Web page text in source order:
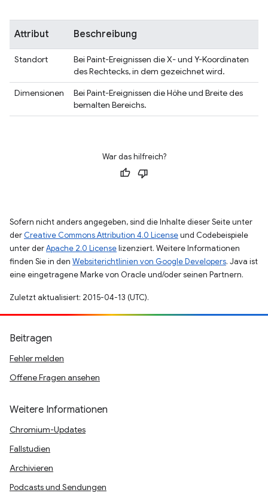
Attribut Beschreibung
Standort
Bei Paint-Ereignissen die X- und Y-Koordinaten
des Rechtecks, in dem gezeichnet wird.
Dimensionen
Bei Paint-Ereignissen die Höhe und Breite des
bemalten Bereichs.
War das hilfreich?
Sofern nicht anders angegeben, sind die Inhalte dieser Seite unter
der Creative Commons Attribution 4.0 Licenseund Codebeispiele
unter derApache 2.0 Licenselizenziert. Weitere Informationen
finden Sie in den Websiterichtlinien von Google Developers. Java ist
eine eingetragene Marke von Oracle und/oder seinen Partnern.
Zuletzt aktualisiert: 2015-04-13 (UTC).
Beitragen
Fehler melden
Offene Fragen ansehen
Weitere Informationen
Chromium-Updates
Fallstudien
Archivieren
Podcasts und Sendungen